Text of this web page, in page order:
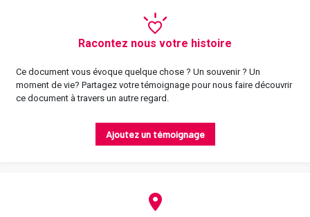
Racontez nous votre histoire
Ce document vous évoque quelque chose ? Un souvenir ? Un
moment de vie? Partagez votre témoignage pour nous faire découvrir
ce document à travers un autre regard.
Ajoutez un témoignage